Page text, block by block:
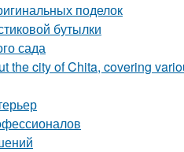
поделок
бутылки
сада
the city of Chita, covering